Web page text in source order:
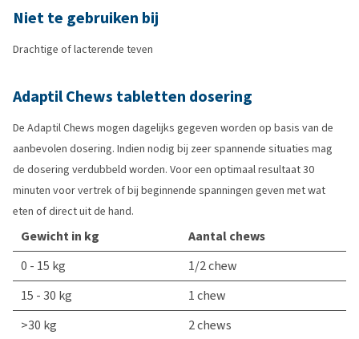
Niet te gebruiken bij
Drachtige of lacterende teven
Adaptil Chews tabletten dosering
De Adaptil Chews mogen dagelijks gegeven worden op basis van de
aanbevolen dosering. Indien nodig bij zeer spannende situaties mag
de dosering verdubbeld worden. Voor een optimaal resultaat 30
minuten voor vertrek of bij beginnende spanningen geven met wat
eten of direct uit de hand.
Gewicht in kg
Aantal chews
0 - 15 kg
1/2 chew
15 - 30 kg
1 chew
>30 kg
2 chews